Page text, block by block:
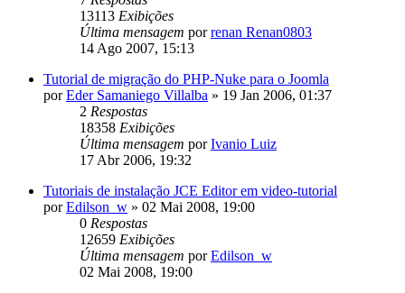
13113 Exibições
Última mensagem porrenan Renan0803
14 Ago 2007, 15:13
Tutorial de migração do PHP-Nuke para o Joomla
porEder Samaniego Villalba » 19 Jan 2006, 01:37
2 Respostas
18358 Exibições
Última mensagem porIvanio Luiz
17 Abr 2006, 19:32
Tutoriais de instalação JCE Editor em video-tutorial
porEdilson_w » 02 Mai 2008, 19:00
0 Respostas
12659 Exibições
Última mensagem porEdilson_w
02 Mai 2008, 19:00